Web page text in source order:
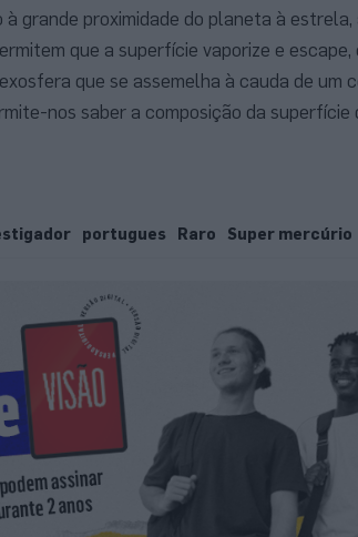
à grande proximidade do planeta à
que a superfície vaporize e escape,
que se assemelha à cauda de um
nos saber a composição da superfície
portugues Raro Super mercúrio